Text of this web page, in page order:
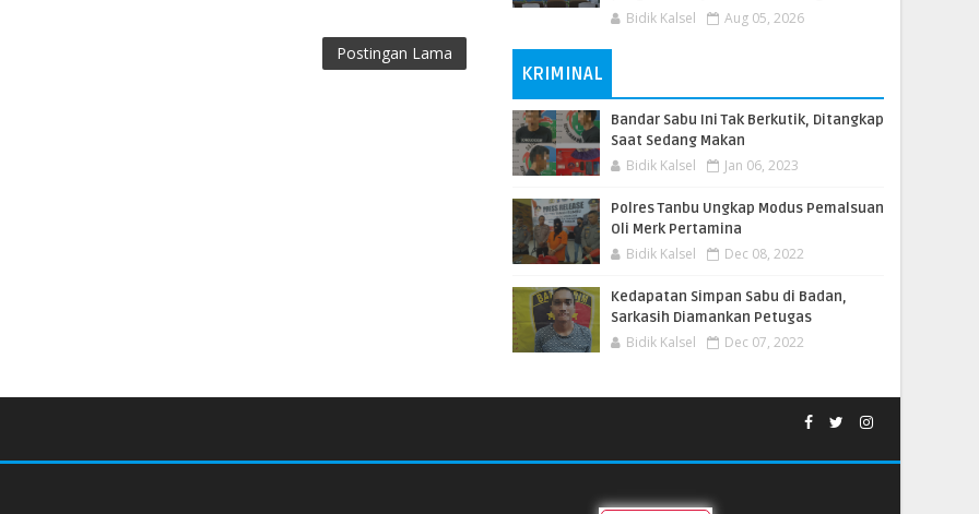
Postingan Lama
Bidik Kalsel Aug 05, 2026
KRIMINAL
Bandar Sabu Ini Tak Berkutik, Ditangkap
Saat Sedang Makan
Bidik Kalsel Jan 06, 2023
Polres Tanbu Ungkap Modus Pemalsuan
Oli Merk Pertamina
Bidik Kalsel Dec 08, 2022
Kedapatan Simpan Sabu di Badan,
Sarkasih Diamankan Petugas
Bidik Kalsel Dec 07, 2022